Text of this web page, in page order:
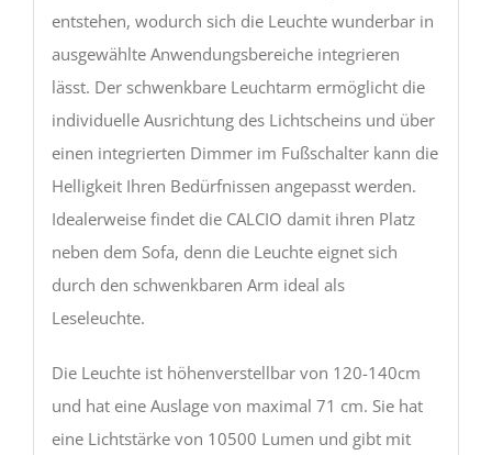
entstehen, wodurch sich die Leuchte wunderbar in
ausgewählte Anwendungsbereiche integrieren
lässt. Der schwenkbare Leuchtarm ermöglicht die
individuelle Ausrichtung des Lichtscheins und über
einen integrierten Dimmer im Fußschalter kann die
Helligkeit Ihren Bedürfnissen angepasst werden.
Idealerweise findet die CALCIO damit ihren Platz
neben dem Sofa, denn die Leuchte eignet sich
durch den schwenkbaren Arm ideal als
Leseleuchte.
Die Leuchte ist höhenverstellbar von 120-140cm
und hat eine Auslage von maximal 71 cm. Sie hat
eine Lichtstärke von 10500 Lumen und gibt mit